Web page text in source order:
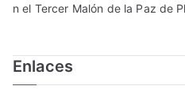
n el Tercer Malón de la Paz de
Enlaces